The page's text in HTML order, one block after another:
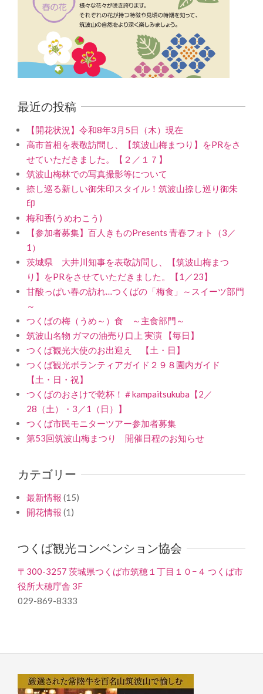
最近の投稿
【開花状況】令和8年3月5日（木）現在
高市首相を表敬訪問し、【筑波山梅まつり】をPRをさ
せていただきました。【２／１７】
筑波山梅林での写真撮影等について
捺し巡る新しい御朱印スタイル！筑波山捺し巡り御朱
印
梅和香(うめわこう)
【参加者募集】百人きものPresents 青春フォト（3／
1）
茨城県 大井川知事を表敬訪問し、【筑波山梅まつ
り】をPRをさせていただきました。【1／23】
甘酸っぱい春の訪れ…つくばの「梅食」～スイーツ部門
～
つくばの梅（うめ～）食 ～主食部門～
筑波山名物 ガマの油売り口上 実演 【毎日】
つくば観光大使のお出迎え 【土・日】
つくば観光ボランティアガイド２９８園内ガイド
【土・日・祝】
つくばのおさけで乾杯！＃kampaitsukuba【2／
28（土）・3／1（日）】
つくば市民モニターツアー参加者募集
第53回筑波山梅まつり 開催日程のお知らせ
カテゴリー
最新情報 (15)
開花情報 (1)
つくば観光コンベンション協会
〒300-3257 茨城県つくば市筑穂１丁目１０−４ つくば市
役所大穂庁舎 3F
029-869-8333